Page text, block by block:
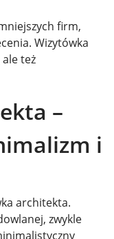
firm,
Wizytówka
też
–
i
architekta.
zwykle